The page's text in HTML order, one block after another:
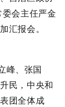
会主任严金
汇报会。
峰、张国
民，中央和
团全体成